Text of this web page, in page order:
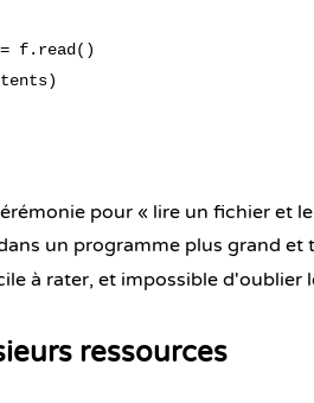
f.read()
pour « lire un fichier et
un programme plus grand et
à rater, et impossible d'oublier
ressources